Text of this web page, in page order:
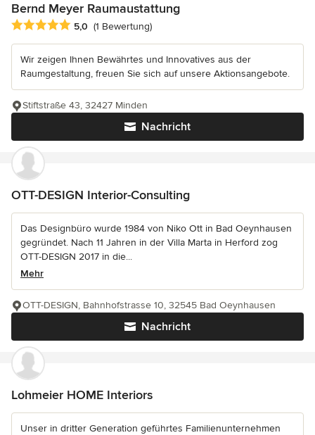
Bernd Meyer Raumaustattung
Durchschnittliche Bewertung: 5 von 5 Sternen
5,0 (1 Bewertung)
Wir zeigen Ihnen Bewährtes und Innovatives aus der
Raumgestaltung, freuen Sie sich auf unsere Aktionsangebote.
Nachricht
Stiftstraße 43, 32427 Minden
OTT-DESIGN Interior-Consulting
Das Designbüro wurde 1984 von Niko Ott in Bad Oeynhausen
gegründet. Nach 11 Jahren in der Villa Marta in Herford zog
OTT-DESIGN 2017 in die...
Mehr
Nachricht
OTT-DESIGN, Bahnhofstrasse 10, 32545 Bad Oeynhausen
Lohmeier HOME Interiors
Unser in dritter Generation geführtes Familienunternehmen